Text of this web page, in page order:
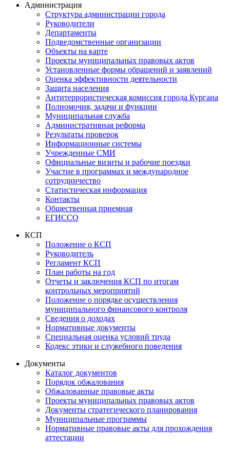
Администрация
Структура администрации города
Руководители
Департаменты
Подведомственные организации
Объекты на карте
Проекты муниципальных правовых актов
Установленные формы обращений и заявлений
Оценка эффективности деятельности
Защита населения
Антитеррористическая комиссия города Кургана
Полномочия, задачи и функции
Муниципальная служба
Административная реформа
Результаты проверок
Информационные системы
Учрежденные СМИ
Официальные визиты и рабочие поездки
Участие в программах и международное
сотрудничество
Статистическая информация
Контакты
Общественная приемная
ЕГИССО
КСП
Положение о КСП
Руководитель
Регламент КСП
План работы на год
Отчеты и заключения КСП по итогам
контрольных мероприятий
Положение о порядке осуществления
муниципального финансового контроля
Сведения о доходах
Нормативные документы
Специальная оценка условий труда
Кодекс этики и служебного поведения
Документы
Каталог документов
Порядок обжалования
Обжалованные правовые акты
Проекты муниципальных правовых актов
Документы стратегического планирования
Муниципальные программы
Нормативные правовые акты для прохождения
аттестации